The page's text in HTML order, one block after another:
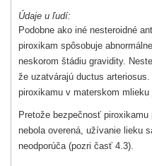
Údaje u ľudí:
Podobne ako iné nesteroidné
piroxikam spôsobuje
neskorom štádiu gravidity.
že uzatvárajú ductus
piroxikamu v materskom
Pretože bezpečnosť
nebola overená, užívanie lieku
neodporúča (pozri časť 4.3).